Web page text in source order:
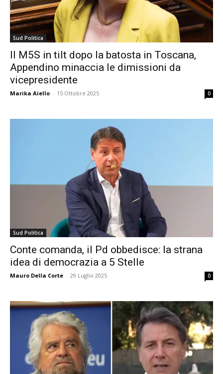
Sud Politica
Il M5S in tilt dopo la batosta in Toscana,
Appendino minaccia le dimissioni da
vicepresidente
Marika Aiello - 15 Ottobre 2025 0
Sud Politica
Conte comanda, il Pd obbedisce: la strana
idea di democrazia a 5 Stelle
Mauro Della Corte - 29 Luglio 2025 0